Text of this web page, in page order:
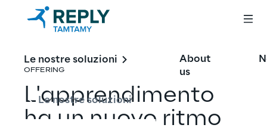
Le nostre soluzioni
Le nostre soluzioni
About
us
OFFERING
L'apprendimento
ha un nuovo ritmo